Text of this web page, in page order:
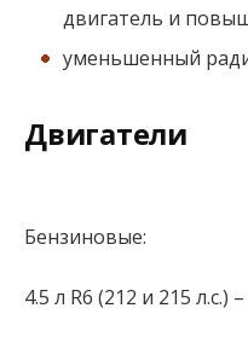
двигатель и
уменьшенный
Двигатели
Бензиновые:
4.5 л R6 (212 и 215 л.с.) –